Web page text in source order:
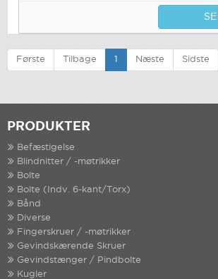
Første Tilbage 1 Næste Sidste
PRODUKTER
Befæstigelse
Blindnitter / -møtrikker
Bolte
Bolte (Indv. 6-kant/Torx)
Bånd
Diverse
Fingerskruer / -møtrikker
Gevindskærende Skruer
Gevindstænger / Pindbolte
Kugler